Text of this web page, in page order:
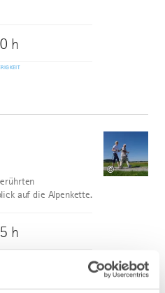
h
©
auf die Alpenkette.
h